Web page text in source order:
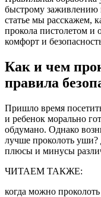
быстрому заживлению
статье мы расскажем,
прокола пистолетом и
комфорт и
Как и чем
правила
Пришло время
и ребенок морально
обдумано. Однако
лучше проколоть уши?
плюсы и минусы
ЧИТАЕМ ТАКЖЕ:
когда можно